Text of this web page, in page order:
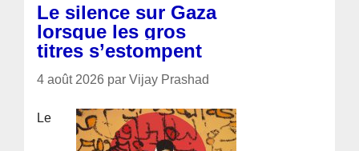
Le silence sur Gaza
lorsque les gros
titres s’estompent
4 août 2026 par Vijay Prashad
Le